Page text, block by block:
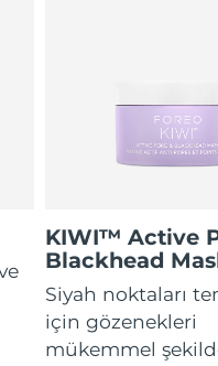
KIWI™ Active
Blackhead
Siyah noktaları
için gözenekleri
mükemmel